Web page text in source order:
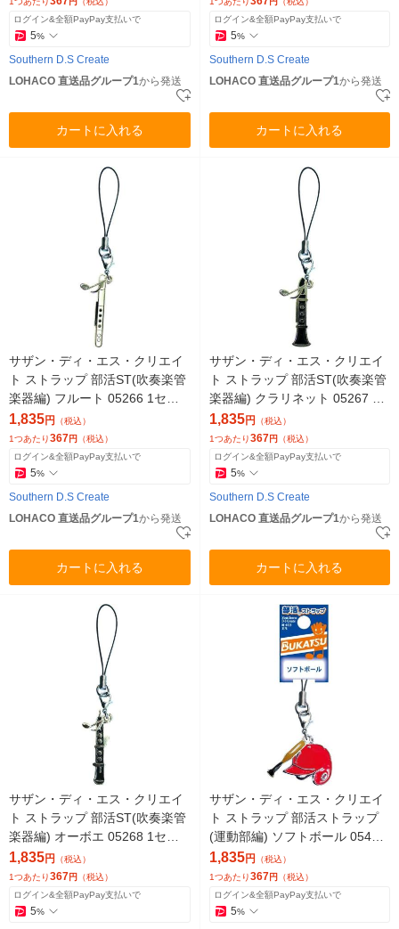
ログイン&全額PayPay支払いで
5%
Southern D.S Create
LOHACO 直送品グループ1から発送
カートに入れる
ログイン&全額PayPay支払いで
5%
Southern D.S Create
LOHACO 直送品グループ1から発送
カートに入れる
サザン・ディ・エス・クリエイ
ト ストラップ 部活ST(吹奏楽管
楽器編) フルート 05266 1セッ
ト(5個)（直送品）
1,835円
（税込）
1つあたり367円 （税込）
ログイン&全額PayPay支払いで
5%
Southern D.S Create
LOHACO 直送品グループ1から発送
カートに入れる
サザン・ディ・エス・クリエイ
ト ストラップ 部活ST(吹奏楽管
楽器編) クラリネット 05267 1
セット(5個)（直送品）
1,835円
（税込）
1つあたり367 円 （税込）
ログイン&全額PayPay支払いで
5%
Southern D.S Create
LOHACO 直送品グループ1から発送
カートに入れる
サザン・ディ・エス・クリエイ
ト ストラップ 部活ST(吹奏楽管
楽器編) オーボエ 05268 1セッ
ト(5個)（直送品）
1,835円 （税込）
1つあたり367円 （税込）
ログイン&全額PayPay支払いで
5%
サザン・ディ・エス・クリエイ
ト ストラップ 部活ストラップ
(運動部編) ソフトボール 05481
1セット(5個)（直送品）
1,835円 （税込）
1つあたり367 円 （税込）
ログイン&全額PayPay支払いで
5%